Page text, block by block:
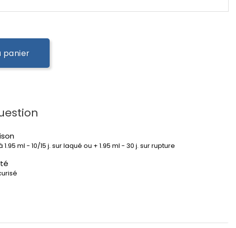
panier
1.95 ml - 10/15 j. sur laqué ou + 1.95 ml - 30 j. sur rupture